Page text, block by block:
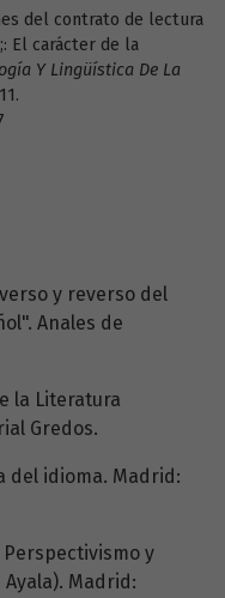
del contrato de lectura
El carácter de la
Y Lingüística De La
y reverso del
Anales de
la Literatura
Gredos.
del idioma. Madrid:
Perspectivismo y
Madrid: